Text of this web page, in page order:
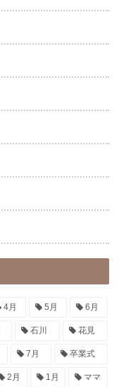
4月 5月 6月
石川 花見
7月 卒業式
2月 1月 ママ